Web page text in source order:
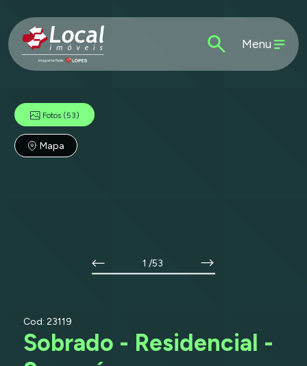
Menu
Fotos (53)
Mapa
1 /53
Cod: 23119
Sobrado - Residencial -